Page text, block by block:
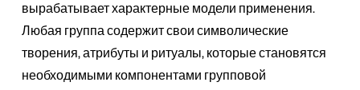
вырабатывает характерные модели применения.
Любая группа содержит свои символические
творения, атрибуты и ритуалы, которые становятся
необходимыми компонентами групповой